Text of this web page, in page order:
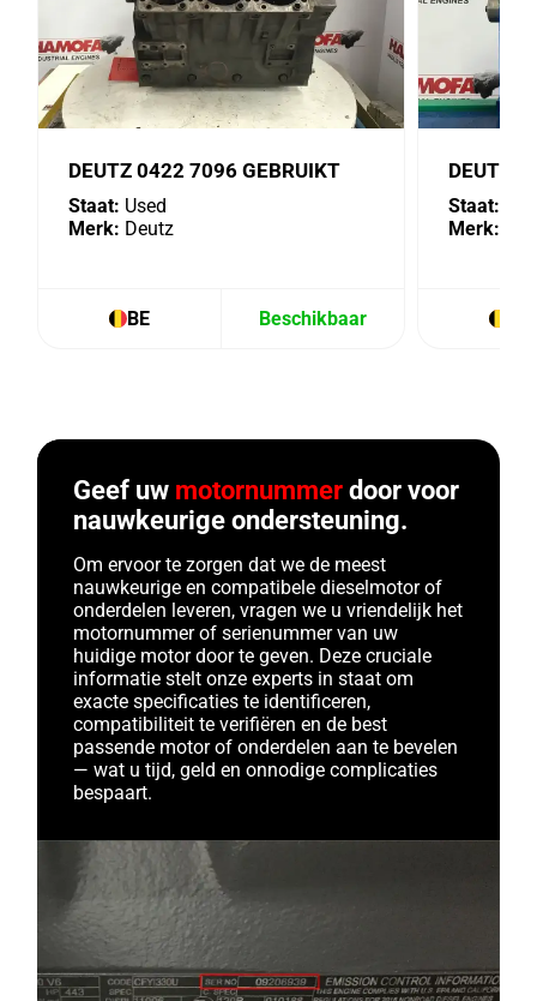
DEUTZ 0422 7096 GEBRUIKT
Staat: Used
Merk: Deutz
BE Beschikbaar
DEUTZ
Staat:
Merk:
Geef uw motornummer door voor
nauwkeurige ondersteuning.
Om ervoor te zorgen dat we de meest
nauwkeurige en compatibele dieselmotor of
onderdelen leveren, vragen we u vriendelijk het
motornummer of serienummer van uw
huidige motor door te geven. Deze cruciale
informatie stelt onze experts in staat om
exacte specificaties te identificeren,
compatibiliteit te verifiëren en de best
passende motor of onderdelen aan te bevelen
— wat u tijd, geld en onnodige complicaties
bespaart.